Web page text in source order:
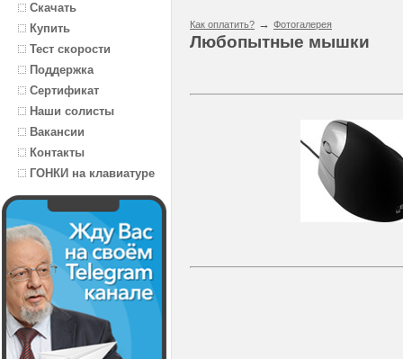
Скачать
Купить
Тест скорости
Поддержка
Сертификат
Наши солисты
Вакансии
Контакты
ГОНКИ на клавиатуре
Как оплатить? → Фотогалерея
Любопытные мышки